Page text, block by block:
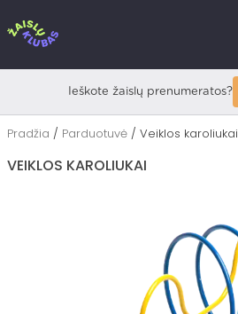
prie
Ieškote žaislų prenumeratos?
Pradžia / Parduotuvė / Veiklos karoliukai
VEIKLOS KAROLIUKAI